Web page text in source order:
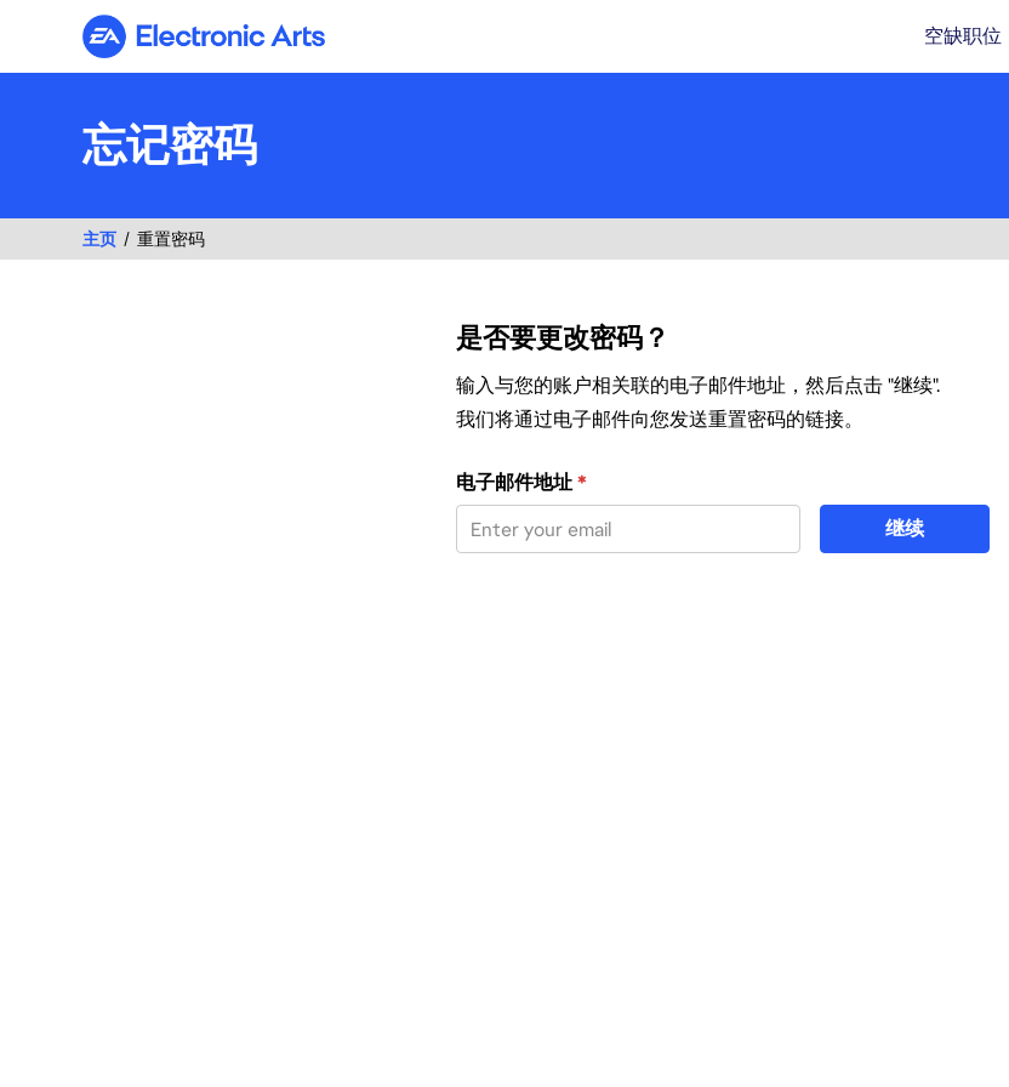
Electronic Arts 空缺职位
忘记密码
主页 重置密码
是否要更改密码？
输入与您的账户相关联的电子邮件地址，然后点击 "继续".
我们将通过电子邮件向您发送重置密码的链接。
使用您的电子邮件重置密码
电子邮件地址*
继续